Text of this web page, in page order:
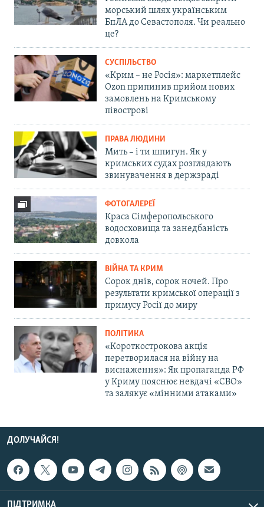
морський шлях українським
БпЛА до Севастополя. Чи реально
це?
СУСПІЛЬСТВО
«Крим – не Росія»: маркетплейс
Ozon припинив прийом нових
замовлень на Кримському
півострові
ПРАВА ЛЮДИНИ
Мить – і ти шпигун. Як у
кримських судах розглядають
звинувачення в держзраді
ФОТОГАЛЕРЕЇ
Краса Сімферопольського
водосховища та занедбаність
довкола
ВІЙНА ТА КРИМ
Сорок днів, сорок ночей. Про
результати кримської операції з
примусу Росії до миру
ПОЛІТИКА
«Короткострокова акція
перетворилася на війну на
виснаження»: Як пропаганда РФ
у Криму пояснює невдачі «СВО»
та залякує «мінними атаками»
ДОЛУЧАЙСЯ!
ПІДТРИМКА